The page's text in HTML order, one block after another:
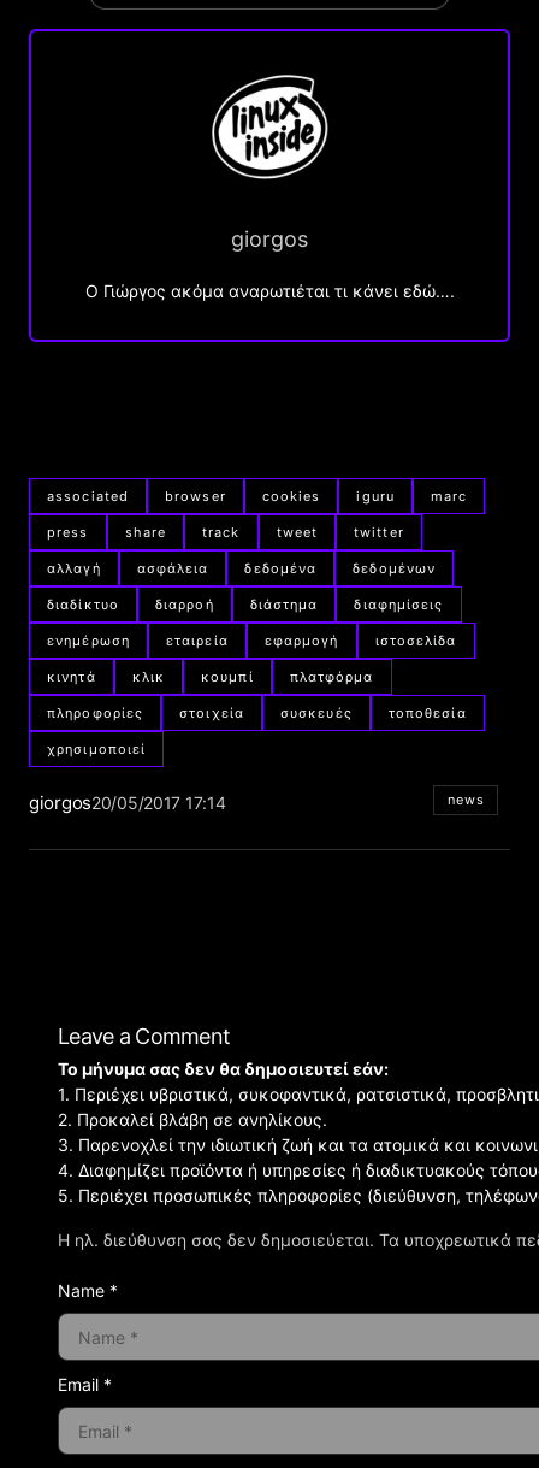
giorgos
Ο Γιώργος ακόμα αναρωτιέται τι κάνει εδώ….
associated browser cookies iguru marc
press share track tweet twitter
αλλαγή ασφάλεια δεδομένα δεδομένων
διαδίκτυο διαρροή διάστημα διαφημίσεις
ενημέρωση εταιρεία εφαρμογή ιστοσελίδα
κινητά κλικ κουμπί πλατφόρμα
πληροφορίες στοιχεία συσκευές τοποθεσία
χρησιμοποιεί
giorgos20/05/2017 17:14 news
Leave a Comment
Η ηλ. διεύθυνση σας δεν δημοσιεύεται. Τα υποχρεωτικά
Το μήνυμα σας δεν θα δημοσιευτεί εάν:
1. Περιέχει υβριστικά, συκοφαντικά, ρατσιστικά,
2. Προκαλεί βλάβη σε ανηλίκους.
3. Παρενοχλεί την ιδιωτική ζωή και τα ατομικά και
4. Διαφημίζει προϊόντα ή υπηρεσίες ή διαδικτυακούς
5. Περιέχει προσωπικές πληροφορίες (διεύθυνση,
Name *
Email *